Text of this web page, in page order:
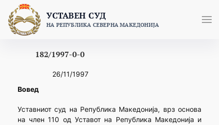
content
УСТАВЕН СУД
НА РЕПУБЛИКА СЕВЕРНА МАКЕДОНИЈА
182/1997-0-0
26/11/1997
Вовед
Уставниот суд на Република Македонија, врз основа
на член 110 од Уставот на Република Македонија и